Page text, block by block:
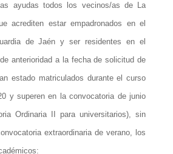
ayudas todos los vecinos/as de La
acrediten estar empadronados en el
de Jaén y ser residentes en el
anterioridad a la fecha de solicitud de
estado matriculados durante el curso
y superen en la convocatoria de junio
Ordinaria II para universitarios), sin
extraordinaria de verano, los